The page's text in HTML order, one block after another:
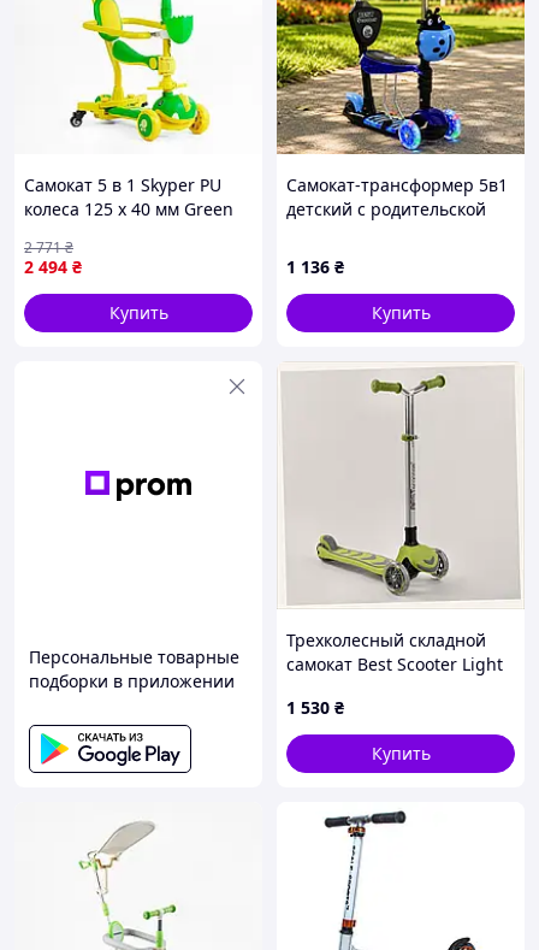
Самокат 5 в 1 Skyper PU
колеса 125 х 40 мм Green
2 494 ₴
2 771₴
Купить
Самокат-трансформер 5в1
детский с родительской
Коровка (А 24972 - 61009)
1 136 ₴
Купить
Персональные товарные
подборки в приложении
Трехколесный складной
самокат Best Scooter Light
1 530 ₴
Купить